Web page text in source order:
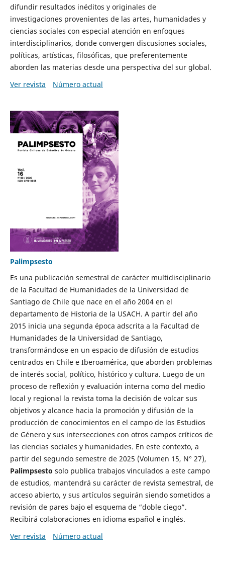
difundir resultados inéditos y originales de
investigaciones provenientes de las artes, humanidades y
ciencias sociales con especial atención en enfoques
interdisciplinarios, donde convergen discusiones sociales,
políticas, artísticas, filosóficas, que preferentemente
aborden las materias desde una perspectiva del sur global.
Ver revista
Número actual
Palimpsesto
Es una publicación semestral de carácter multidisciplinario
de la Facultad de Humanidades de la Universidad de
Santiago de Chile que nace en el año 2004 en el
departamento de Historia de la USACH. A partir del año
2015 inicia una segunda época adscrita a la Facultad de
Humanidades de la Universidad de Santiago,
transformándose en un espacio de difusión de estudios
centrados en Chile e Iberoamérica, que aborden problemas
de interés social, político, histórico y cultura. Luego de un
proceso de reflexión y evaluación interna como del medio
local y regional la revista toma la decisión de volcar sus
objetivos y alcance hacia la promoción y difusión de la
producción de conocimientos en el campo de los Estudios
de Género y sus intersecciones con otros campos críticos de
las ciencias sociales y humanidades. En este contexto, a
partir del segundo semestre de 2025 (Volumen 15, N° 27),
Palimpsesto solo publica trabajos vinculados a este campo
de estudios, mantendrá su carácter de revista semestral, de
acceso abierto, y sus artículos seguirán siendo sometidos a
revisión de pares bajo el esquema de “doble ciego”.
Recibirá colaboraciones en idioma español e inglés.
Ver revista
Número actual